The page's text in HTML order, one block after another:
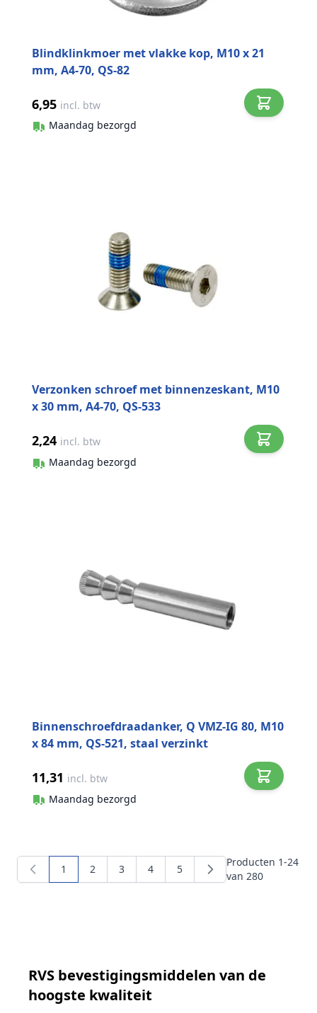
Blindklinkmoer met vlakke kop, M10 x 21
mm, A4-70, QS-82
6,95 incl. btw
Maandag bezorgd
Verzonken schroef met binnenzeskant, M10
x 30 mm, A4-70, QS-533
2,24 incl. btw
Maandag bezorgd
Binnenschroefdraadanker, Q VMZ-IG 80, M10
x 84 mm, QS-521, staal verzinkt
11,31 incl. btw
Maandag bezorgd
Producten 1-24
van 280
U lees momenteel pagina
1 Pagina
2 Pagina
3 Pagina
4 Pagina
5
RVS bevestigingsmiddelen van de
hoogste kwaliteit